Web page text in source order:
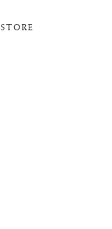
STORE